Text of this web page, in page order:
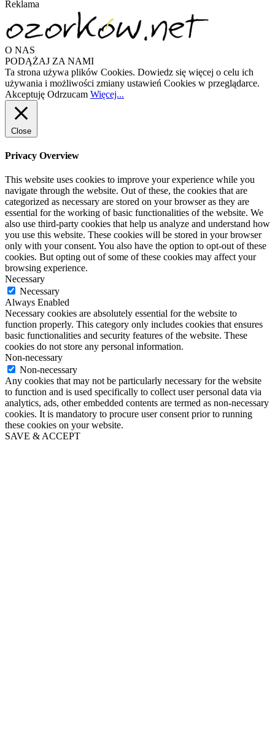
Reklama
O NAS
PODĄŻAJ ZA NAMI
Ta strona używa plików Cookies. Dowiedz się więcej o celu ich
używania i możliwości zmiany ustawień Cookies w przeglądarce.
Akceptuję Odrzucam Więcej...
Close
Privacy Overview
This website uses cookies to improve your experience while you
navigate through the website. Out of these, the cookies that are
categorized as necessary are stored on your browser as they are
essential for the working of basic functionalities of the website. We
also use third-party cookies that help us analyze and understand how
you use this website. These cookies will be stored in your browser
only with your consent. You also have the option to opt-out of these
cookies. But opting out of some of these cookies may affect your
browsing experience.
Necessary
Necessary
Always Enabled
Necessary cookies are absolutely essential for the website to
function properly. This category only includes cookies that ensures
basic functionalities and security features of the website. These
cookies do not store any personal information.
Non-necessary
Non-necessary
Any cookies that may not be particularly necessary for the website
to function and is used specifically to collect user personal data via
analytics, ads, other embedded contents are termed as non-necessary
cookies. It is mandatory to procure user consent prior to running
these cookies on your website.
SAVE & ACCEPT